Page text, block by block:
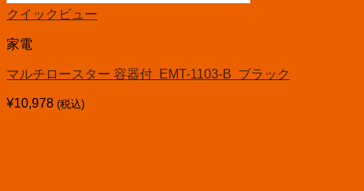
クイックビュー
家電
マルチロースター 容器付 EMT-1103-B ブラック
¥10,978 (税込)